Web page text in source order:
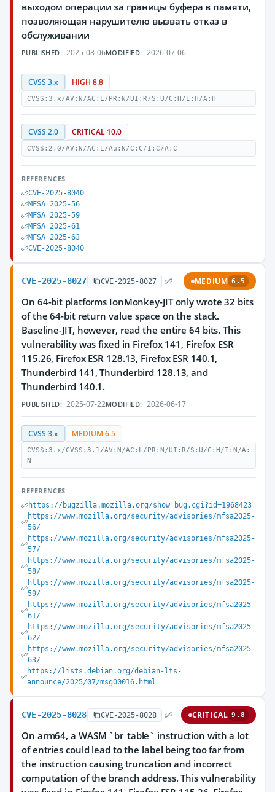
выходом операции за границы буфера в памяти,
позволяющая нарушителю вызвать отказ в
обслуживании
PUBLISHED: 2025-08-06MODIFIED: 2026-07-06
CVSS 3.x HIGH 8.8
CVSS:3.x/AV:N/AC:L/PR:N/UI:R/S:U/C:H/I:H/A:H
CVSS 2.0 CRITICAL 10.0
CVSS:2.0/AV:N/AC:L/Au:N/C:C/I:C/A:C
REFERENCES
CVE-2025-8040
MFSA 2025-56
MFSA 2025-59
MFSA 2025-61
MFSA 2025-63
CVE-2025-8040
CVE-2025-8027 CVE-2025-8027 MEDIUM 6.5
On 64-bit platforms IonMonkey-JIT only wrote 32 bits
of the 64-bit return value space on the stack.
Baseline-JIT, however, read the entire 64 bits. This
vulnerability was fixed in Firefox 141, Firefox ESR
115.26, Firefox ESR 128.13, Firefox ESR 140.1,
Thunderbird 141, Thunderbird 128.13, and
Thunderbird 140.1.
PUBLISHED: 2025-07-22MODIFIED: 2026-06-17
CVSS 3.x MEDIUM 6.5
CVSS:3.x/CVSS:3.1/AV:N/AC:L/PR:N/UI:R/S:U/C:H/I:N/A:
N
REFERENCES
https://bugzilla.mozilla.org/show_bug.cgi?id=1968423
https://www.mozilla.org/security/advisories/mfsa2025-
56/
https://www.mozilla.org/security/advisories/mfsa2025-
57/
https://www.mozilla.org/security/advisories/mfsa2025-
58/
https://www.mozilla.org/security/advisories/mfsa2025-
59/
https://www.mozilla.org/security/advisories/mfsa2025-
61/
https://www.mozilla.org/security/advisories/mfsa2025-
62/
https://www.mozilla.org/security/advisories/mfsa2025-
63/
https://lists.debian.org/debian-lts-
announce/2025/07/msg00016.html
CVE-2025-8028 CVE-2025-8028 CRITICAL 9.8
On arm64, a WASM `br_table` instruction with a lot
of entries could lead to the label being too far from
the instruction causing truncation and incorrect
computation of the branch address. This vulnerability